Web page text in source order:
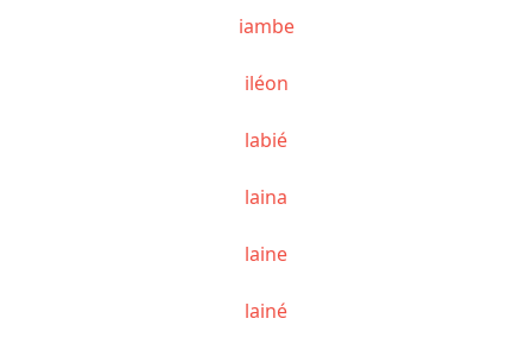
iambe
iléon
labié
laina
laine
lainé